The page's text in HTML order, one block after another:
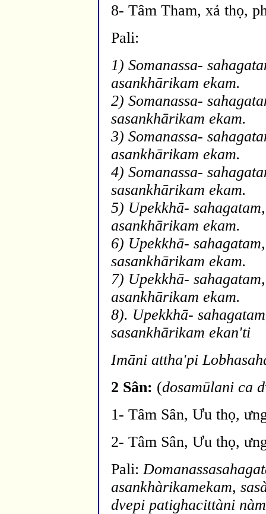
8- Tâm Tham, xả thọ,
Pali:
1) Somanassa-
asankhārikam ekam.
2) Somanassa-
sasankhārikam ekam.
3) Somanassa-
asankhārikam ekam.
4) Somanassa-
sasankhārikam ekam.
5) Upekkhā-
asankhārikam ekam.
6) Upekkhā-
sasankhārikam ekam.
7) Upekkhā-
asankhārikam ekam.
8). Upekkhā-
sasankhārikam ekan'ti
Imāni attha'pi
2 Sân: (dosamūlani ca
1- Tâm Sân, Ưu thọ,
2- Tâm Sân, Ưu thọ,
Pali:
asankhàrikamekam,
dvepi patighacittàni